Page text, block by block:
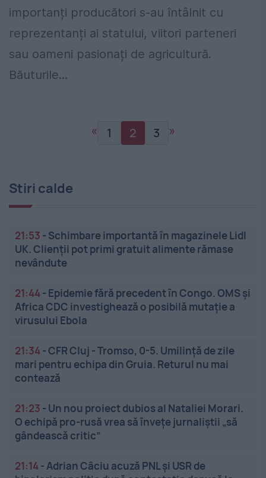
importanți producători s-au întâlnit cu
reprezentanți ai statului, viitori parteneri
sau oameni pasionați de agricultură.
Băuturile...
« 1 2 3 »
Stiri calde
21:53 - Schimbare importantă în magazinele Lidl
UK. Clienții pot primi gratuit alimente rămase
nevândute
21:44- Epidemie fără precedent în Congo. OMS și
Africa CDC investighează o posibilă mutație a
virusului Ebola
21:34-CFR Cluj - Tromso, 0-5. Umilință de zile
mari pentru echipa din Gruia. Returul nu mai
contează
21:23 - Un nou proiect dubios al Nataliei Morari.
O echipă pro-rusă vrea să înveţe jurnaliştii „să
gândească critic”
21:14-Adrian Câciu acuză PNL și USR de